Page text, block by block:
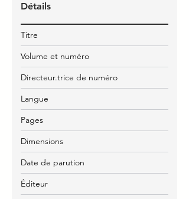
Détails
Titre
Volume et numéro
Directeur.trice de numéro
Langue
Pages
Dimensions
Date de parution
Éditeur